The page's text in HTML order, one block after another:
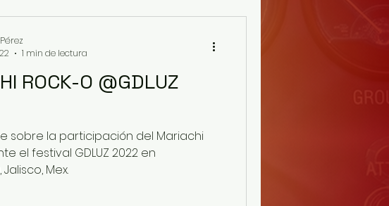
ROCK-O @GDLUZ
sobre la participación del Mariachi
el festival GDLUZ 2022 en
Mex.
1 min de lectura